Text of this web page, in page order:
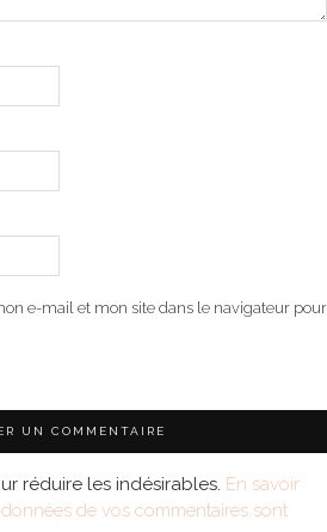
e-mail et mon site dans le navigateur pour
réduire les indésirables. En savoir
de vos commentaires sont